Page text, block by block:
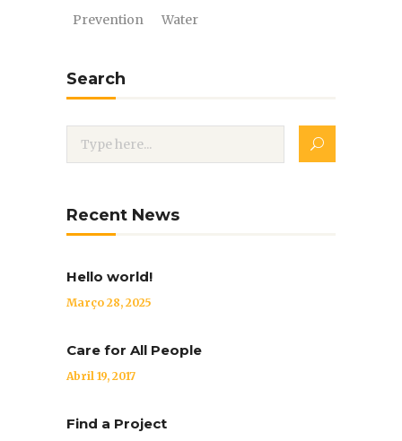
Prevention
Water
Search
Recent News
Hello world!
Março 28, 2025
Care for All People
Abril 19, 2017
Find a Project